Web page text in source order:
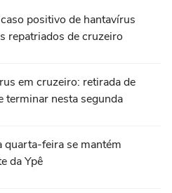
positivo de hantavírus
repatriados de cruzeiro
em cruzeiro: retirada de
terminar nesta segunda
quarta-feira se mantém
da Ypê